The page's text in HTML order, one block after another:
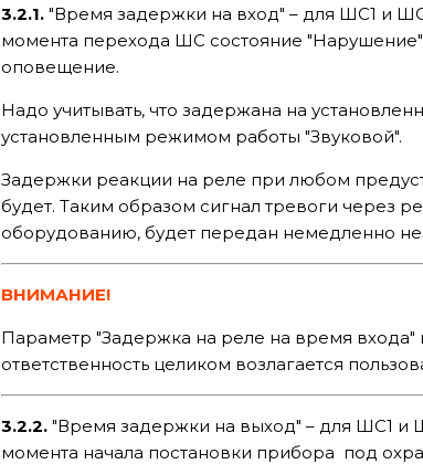
3.2.1."Время задержки на вход" – для ШС1 и
момента перехода ШС состояние
оповещение.
Надо учитывать, что задержана на
установленным режимом работы "Звуковой".
Задержки реакции на реле при любом
будет. Таким образом сигнал тревоги через
оборудованию, будет передан немедленно
ВНИМАНИЕ!
Параметр "Задержка на реле на время входа"
ответственность целиком возлагается
3.2.2."Время задержки на выход" – для ШС1 и
момента начала постановки прибора под